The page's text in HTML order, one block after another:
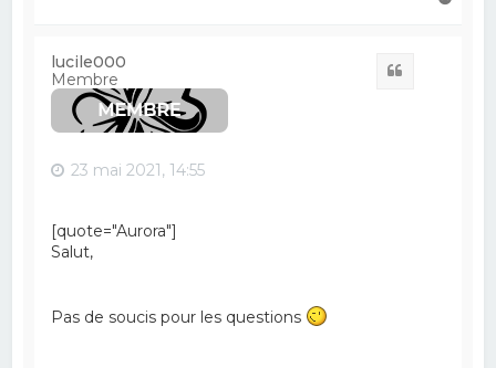
lucile000
Membre
23 mai 2021, 14:55
[quote="Aurora"]
Salut,
Pas de soucis pour les questions